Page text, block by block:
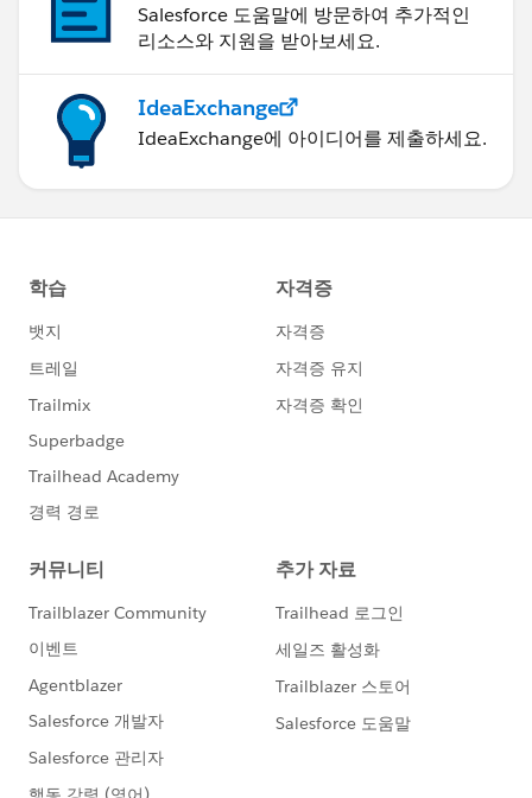
Salesforce 도움말에 방문하여 추가적인
리소스와 지원을 받아보세요.
IdeaExchange
IdeaExchange에 아이디어를 제출하세요.